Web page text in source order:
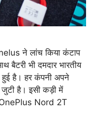
ने लांच किया कंटाप
बैटरी भी दमदार भारतीय
हुई है। हर कंपनी अपने
है। इसी कड़ी में
OnePlus Nord 2T